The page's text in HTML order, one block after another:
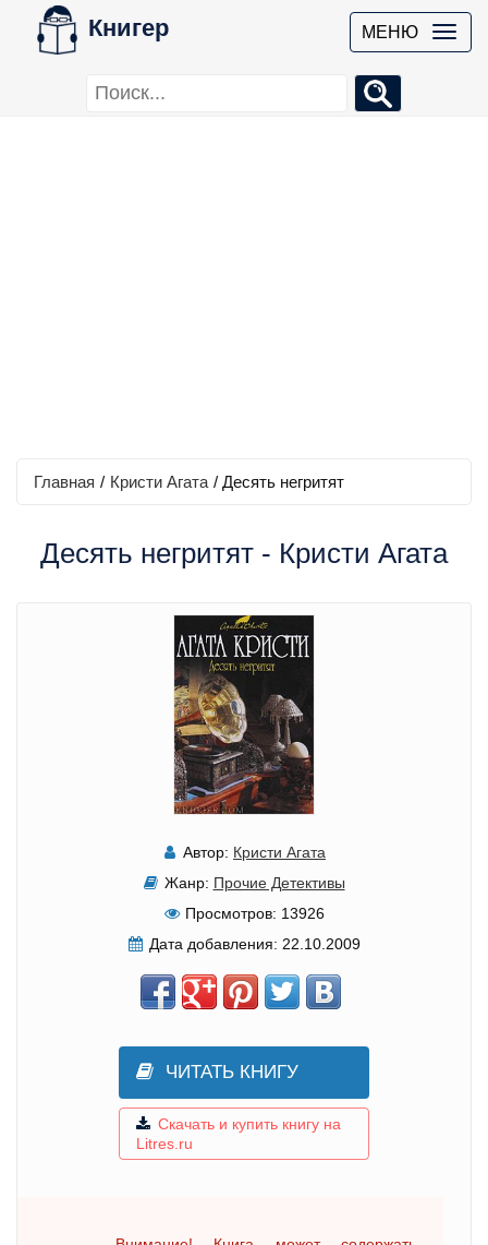
Книгер МЕНЮ
Главная / Кристи Агата / Десять негритят
Десять негритят - Кристи Агата
Автор: Кристи Агата
Жанр: Прочие Детективы
Просмотров: 13926
Дата добавления: 22.10.2009
ЧИТАТЬ КНИГУ
Скачать и купить книгу на
Litres.ru